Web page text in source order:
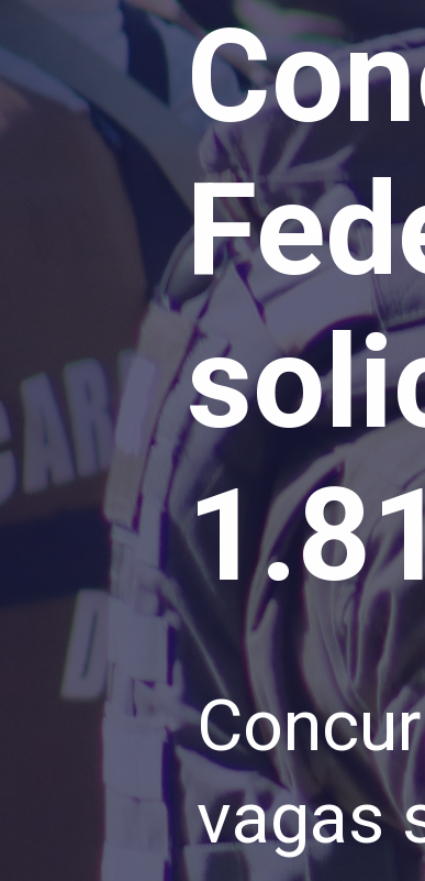
vagas